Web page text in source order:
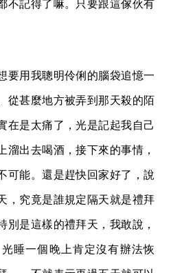
不記得了嘛。只要跟這傢伙有
要用我聰明伶俐的腦袋追憶一
從甚麼地方被弄到那天殺的陌
在是太痛了，光是記起我自己
溜出去喝酒，接下來的事情，
可能。還是趕快回家好了，說
，究竟是誰規定隔天就是禮拜
別是這樣的禮拜天，我敢說，
睡一個晚上肯定沒有辦法恢